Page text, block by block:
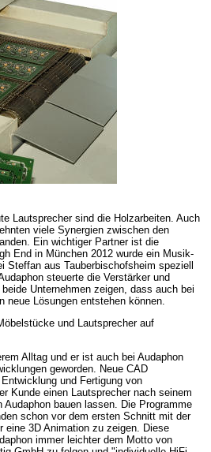
Lautsprecher sind die Holzarbeiten. Auch
viele Synergien zwischen den
Ein wichtiger Partner ist die
End in München 2012 wurde ein Musik-
Steffan aus Tauberbischofsheim speziell
steuerte die Verstärker und
Unternehmen zeigen, dass auch bei
neue Lösungen entstehen können.
und Lautsprecher auf
Alltag und er ist auch bei Audaphon
geworden. Neue CAD
und Fertigung von
Kunde einen Lautsprecher nach seinem
bauen lassen. Die Programme
schon vor dem ersten Schnitt mit der
eine 3D Animation zu zeigen. Diese
immer leichter dem Motto von